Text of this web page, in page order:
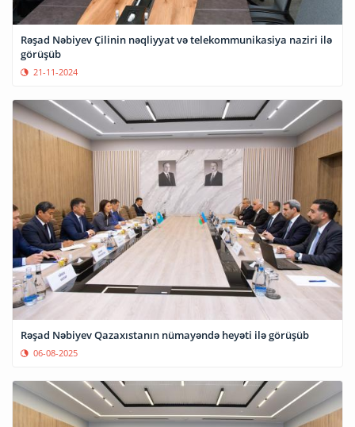
Rəşad Nəbiyev Çilinin nəqliyyat və telekommunikasiya naziri ilə
görüşüb
21-11-2024
Rəşad Nəbiyev Qazaxıstanın nümayəndə heyəti ilə görüşüb
06-08-2025